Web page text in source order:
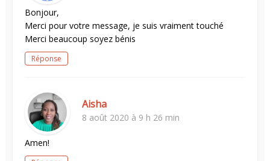
Bonjour,
Merci pour votre message, je suis vraiment touché
Merci beaucoup soyez bénis
Réponse
Aisha
8 août 2020 à 9 h 26 min
Amen!